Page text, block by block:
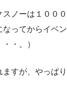
ノーは１０００
なってからイベン
・。）
すが、やっぱり